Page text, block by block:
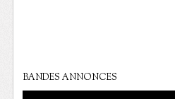
BANDES ANNONCES